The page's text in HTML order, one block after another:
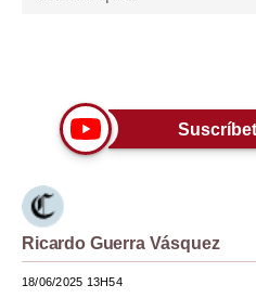
Mundo
México
España
Ricardo Guerra Vásquez
18/06/2025 13H54